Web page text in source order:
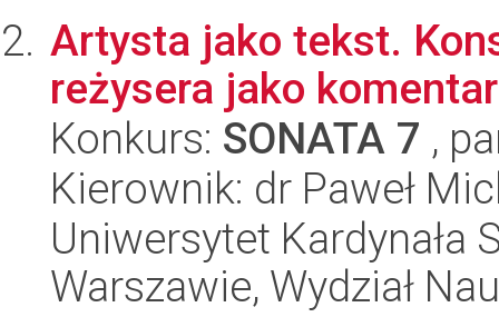
Artysta jako tekst.
reżysera jako
Konkurs: SONATA 7 ,
Kierownik: dr Paweł
Uniwersytet Kardynała
Warszawie, Wydział